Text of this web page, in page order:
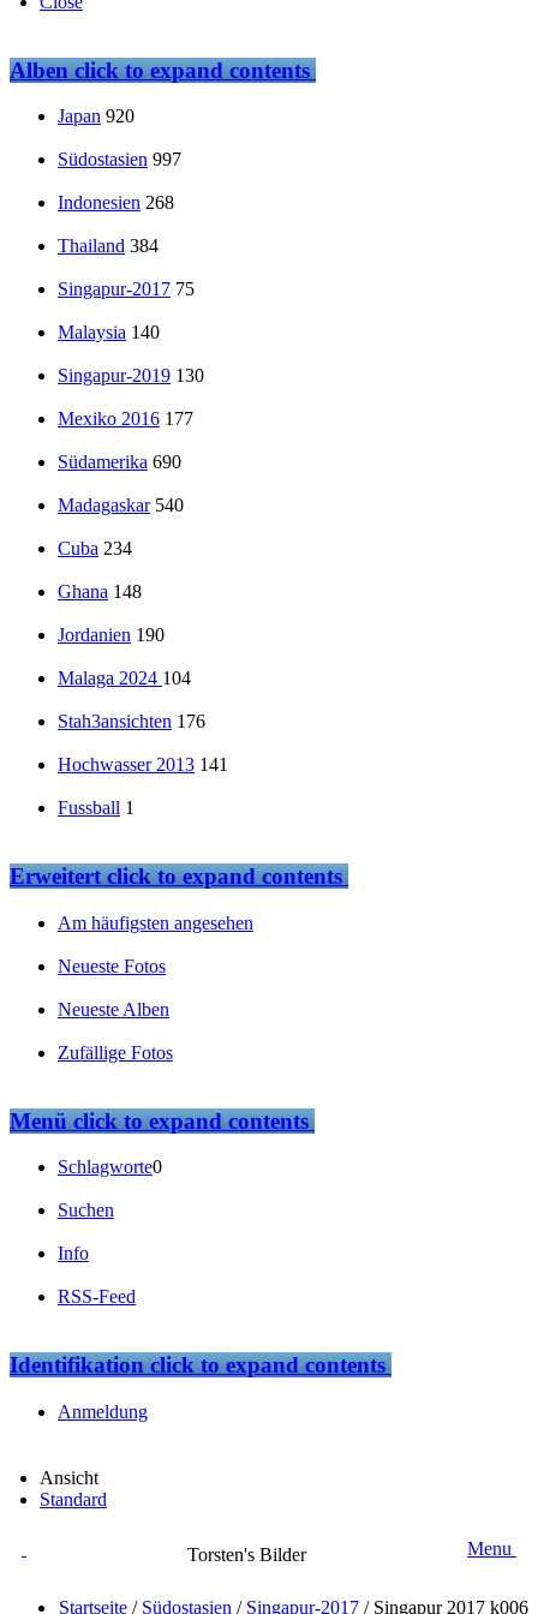
Albenclick to expand contents
Japan 920
Südostasien 997
Indonesien 268
Thailand 384
Singapur-2017 75
Malaysia 140
Singapur-2019 130
Mexiko 2016 177
Südamerika 690
Madagaskar 540
Cuba 234
Ghana 148
Jordanien 190
Malaga 2024 104
Stah3ansichten 176
Hochwasser 2013 141
Fussball 1
Erweitertclick to expand contents
Am häufigsten angesehen
Neueste Fotos
Neueste Alben
Zufällige Fotos
Menüclick to expand contents
Schlagworte0
Suchen
Info
RSS-Feed
Identifikationclick to expand contents
Anmeldung
Ansicht
Standard
Torsten's Bilder Menu
Startseite/ Südostasien / Singapur-2017/ Singapur 2017 k006